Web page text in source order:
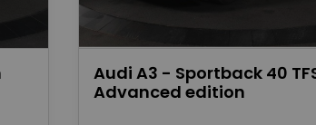
Audi A3 - Sportback 40
Advanced edition